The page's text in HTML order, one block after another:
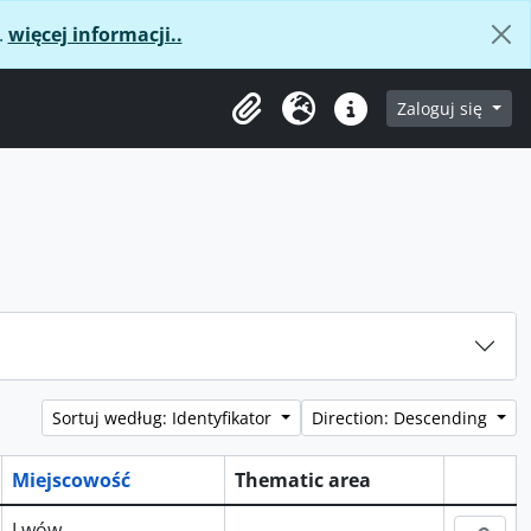
więcej informacji..
Clipboard
Język Podręczne linki
Zaloguj się
Sortuj według: Identyfikator Direction: Descending
Miejscowość
Thematic area